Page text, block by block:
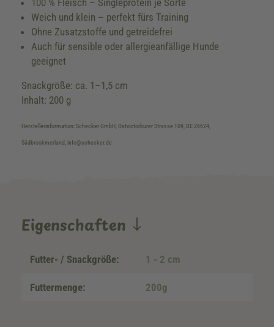
100 % Fleisch – Singleprotein je Sorte
Weich und klein – perfekt fürs Training
Ohne Zusatzstoffe und getreidefrei
Auch für sensible oder allergieanfällige Hunde
geeignet
Snackgröße: ca. 1–1,5 cm
Inhalt: 200 g
Herstellerinformation: Schecker GmbH, Ostvictorburer Strasse 109, DE-26624,
Südbrookmerland, info@schecker.de
Eigenschaften
Futter- / Snackgröße: 1 - 2 cm
Futtermenge: 200g